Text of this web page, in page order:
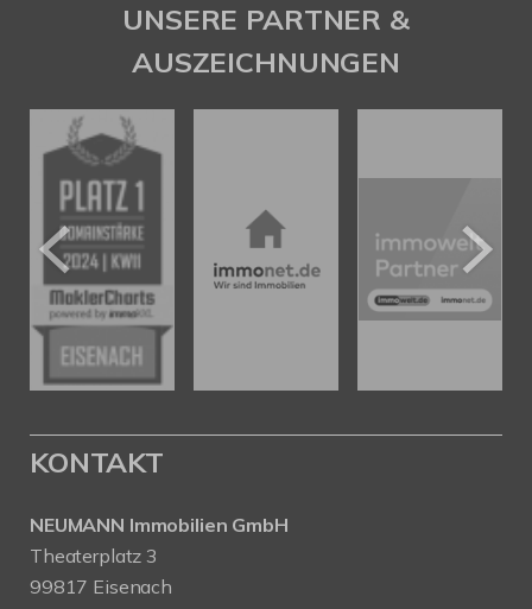
UNSERE PARTNER &
AUSZEICHNUNGEN
KONTAKT
NEUMANN Immobilien GmbH
Theaterplatz 3
99817 Eisenach